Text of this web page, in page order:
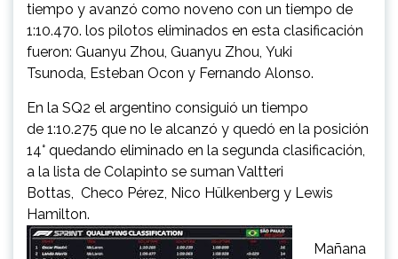
tiempo y avanzó como noveno con un tiempo de
1:10.470. los pilotos eliminados en esta clasificación
fueron: Guanyu Zhou, Guanyu Zhou, Yuki
Tsunoda, Esteban Ocon y Fernando Alonso.
En la SQ2 el argentino consiguió un tiempo
de 1:10.275 que no le alcanzó y quedó en la posición
14° quedando eliminado en la segunda clasificación,
a la lista de Colapinto se suman Valtteri
Bottas, Checo Pérez, Nico Hülkenberg y Lewis
Hamilton.
Mañana